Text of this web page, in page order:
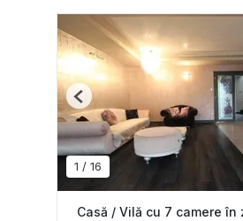
1 / 16
Previous
Casă / Vilă cu 7 camere în